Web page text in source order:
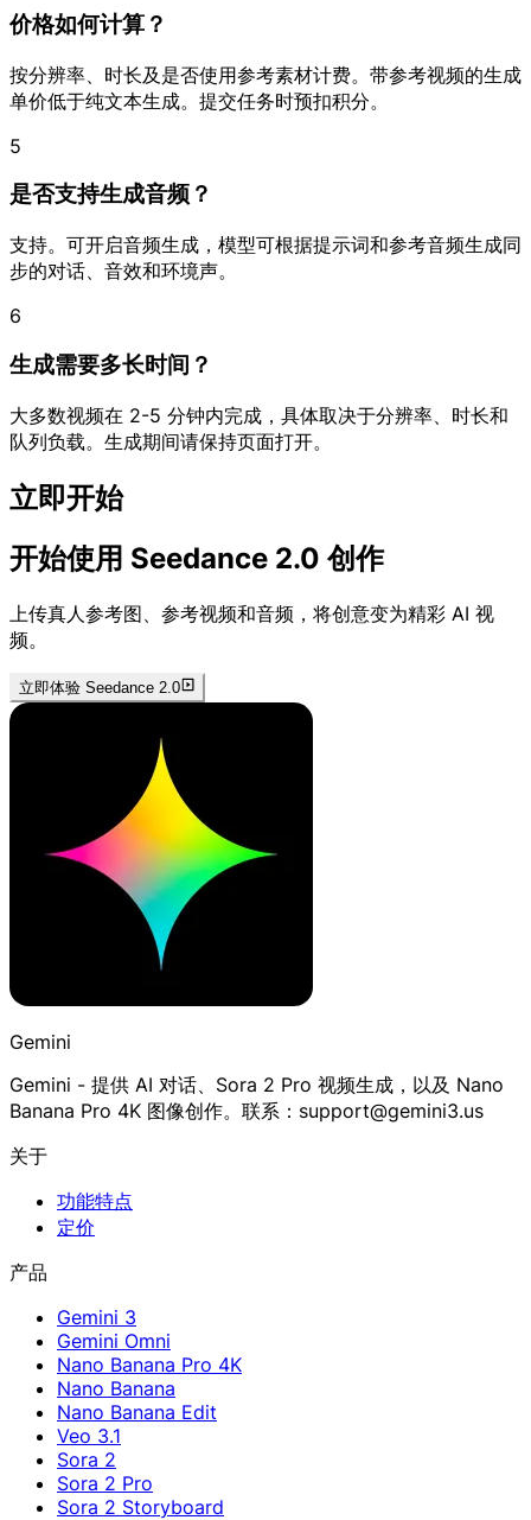
价格如何计算？
按分辨率、时长及是否使用参考素材计费。带参考视频的生成
单价低于纯文本生成。提交任务时预扣积分。
5
是否支持生成音频？
支持。可开启音频生成，模型可根据提示词和参考音频生成同
步的对话、音效和环境声。
6
生成需要多长时间？
大多数视频在 2-5 分钟内完成，具体取决于分辨率、时长和
队列负载。生成期间请保持页面打开。
立即开始
开始使用 Seedance 2.0 创作
上传真人参考图、参考视频和音频，将创意变为精彩 AI 视
频。
立即体验 Seedance 2.0
Gemini
Gemini - 提供 AI 对话、Sora 2 Pro 视频生成，以及 Nano
Banana Pro 4K 图像创作。联系：support@gemini3.us
关于
功能特点
定价
产品
Gemini 3
Gemini Omni
Nano Banana Pro 4K
Nano Banana
Nano Banana Edit
Veo 3.1
Sora 2
Sora 2 Pro
Sora 2 Storyboard